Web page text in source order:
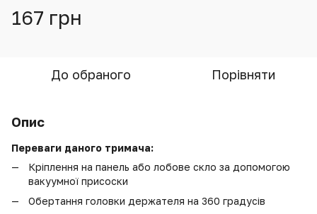
167 грн
До обраного Порівняти
Опис
Переваги даного тримача:
Кріплення на панель або лобове скло за допомогою
вакуумної присоски
Обертання головки держателя на 360 градусів